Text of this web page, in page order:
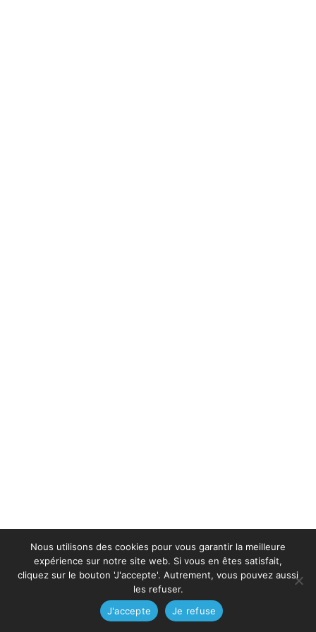
Nous utilisons des cookies pour vous garantir la meilleure
expérience sur notre site web. Si vous en êtes satisfait,
cliquez sur le bouton 'J'accepte'. Autrement, vous pouvez aussi
les refuser.
J'accepte
Je refuse